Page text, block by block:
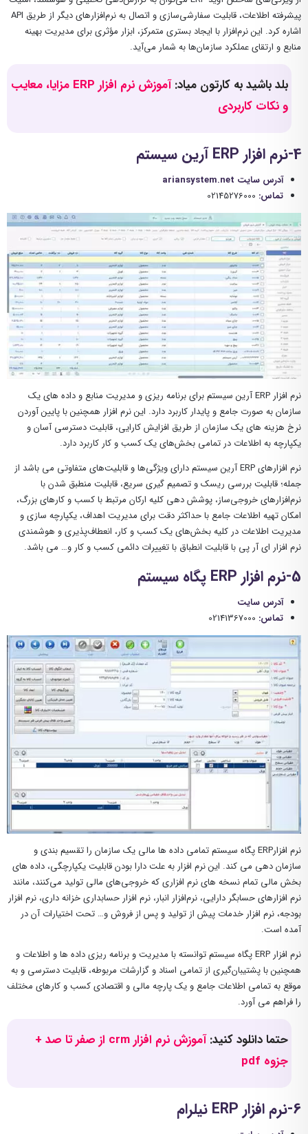
پیشرفته اطلاعات، قابلیت سفارشی‌سازی و اتصال به نرم‌افزارهای دیگر از طریق API
اشاره کرد. این نرم‌افزار با ایجاد بستری متمرکز، ابزار مؤثری برای مدیریت بهینه
منابع و ارتقای عملکرد سازمان‌ها به شمار می‌آید.
بلد باشید به کارتون میاد:
آموزش نرم افزار ERP مزایا، معایب
و نکات کاربردی
4-نرم افزار ERP آرین سیستم
آدرس سایت ariansystem.net
تماس: 02145276000
نرم افزار
ERP آرین سیستم برای برنامه ریزی و مدیریت منابع و داده های یک
سازمان به صورت جامع و پایدار کاربرد دارد. این نرم افزار همچنین با پایین آوردن
نرخ هزینه های یک سازمان از طریق افزایش کارایی، قابلیت دسترسی آسان و
یکپارچه به اطلاعات در تمامی بخش‌های یک کسب و کار کاربرد دارد.
نرم افزارهای ERP آرین سیستم دارای ویژگی‌ها و قابلیت‌های متفاوتی می باشد از
جمله؛ قابلیت بررسی ریسک و تصمیم گیری سریع، قابلیت منطبق شدن با
نرم‌افزارهای خروجی‌ساز، پوشش دهی کلیه ارکان مرتبط با کسب و کارهای بزرگ،
امکان تهیه اطلاعات جامع با حداکثر دقت برای مدیریت اهداف، یکپارچه سازی و
مدیریت اطلاعات در کلیه بخش‌های یک کسب و کار، انعطاف‌پذیری و هوشمندی
نرم ‌افزار ای آر پی با قابلیت انطباق با تغییرات دائمی کسب و کار و… می باشد.
5-نرم افزار ERP پگاه سیستم
آدرس سایت
تماس: 02141367000
نرم افزارERP پگاه سیستم تمامی داده ها مالی یک سازمان را تقسیم بندی و
سازمان دهی می کند. این نرم افزار به علت دارا بودن قابلیت یکپارچگی، داده های
بخش مالی تمام نسخه های نرم افزاری که خروجی‌های مالی تولید می‌کنند، مانند
نرم افزار‌های حسابگر دارایی، نرم‌افزار انبار، نرم افزار حسابداری خزانه داری، نرم افزار
بودجه، نرم افزار خدمات پیش از تولید و پس از فروش و… تحت اختیارات آن در
آمده است.
نرم افزار ERP پگاه سیستم توانسته با مدیریت و برنامه ریزی داده ها و اطلاعات و
همچنین با پشتیبان‌گیری از تمامی اسناد و گزارشات مربوطه، قابلیت دسترسی و به
موقع به تمامی اطلاعات جامع و یک پارچه مالی و اقتصادی کسب و کارهای مختلف
را فراهم می آورد.
حتما دانلود کنید:
آموزش نرم افزار crm از صفر تا صد +
جزوه pdf
6-نرم افزار ERP نیلرام